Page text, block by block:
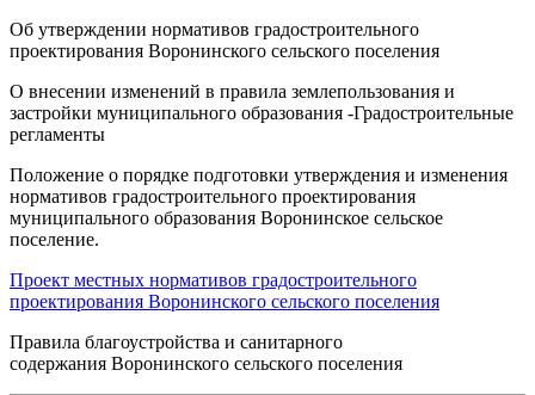
Об утверждении нормативов градостроительного
проектирования Воронинского сельского поселения
О внесении изменений в правила землепользования и
застройки муниципального образования -Градостроительные
регламенты
Положение о порядке подготовки утверждения и изменения
нормативов градостроительного проектирования
муниципального образования Воронинское сельское
поселение.
Проект местных нормативов градостроительного
проектирования Воронинского сельского поселения
Правила благоустройства и санитарного
содержания Воронинского сельского поселения